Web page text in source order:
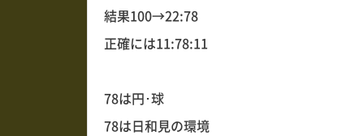
結果100→22:78
正確には11:78:11
78は円･球
78は日和見の環境